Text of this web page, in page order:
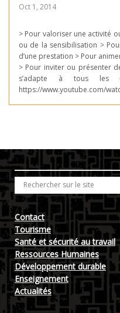
Oct 1, 2014
> Pour valoriser une activité
ou de la sensibilisation >
d’une prestation > Pour
> Pour inviter ou présenter
s’adapte à tous les
https://www.youtube.com/
Contact
Tourisme
Santé et sécurité au travail
Ressources Humaines
Développement durable
Enseignement
Actualités